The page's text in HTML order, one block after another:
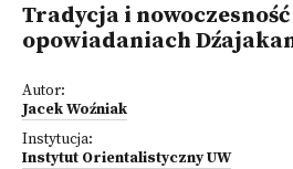
Tradycja i
opowiadaniach
Autor:
Jacek Woźniak
Instytucja:
Instytut Orientalistyczny UW